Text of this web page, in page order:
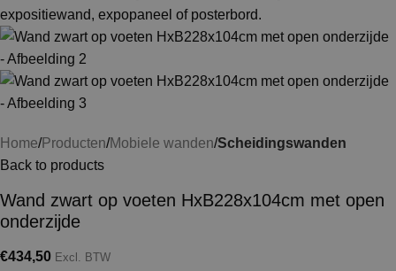
Home Producten Mobiele wanden Scheidingswanden
Back to products
Wand zwart op voeten HxB228x104cm met open
onderzijde
€434,50 Excl. BTW